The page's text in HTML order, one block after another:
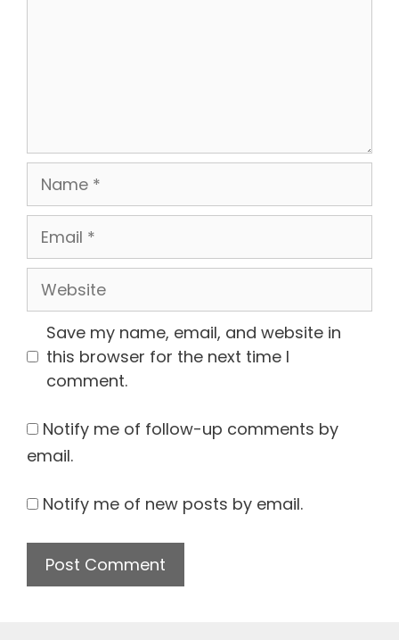
Name
Email
Website
Save my name, email, and website in
this browser for the next time I
comment.
Notify me of follow-up comments by
email.
Notify me of new posts by email.